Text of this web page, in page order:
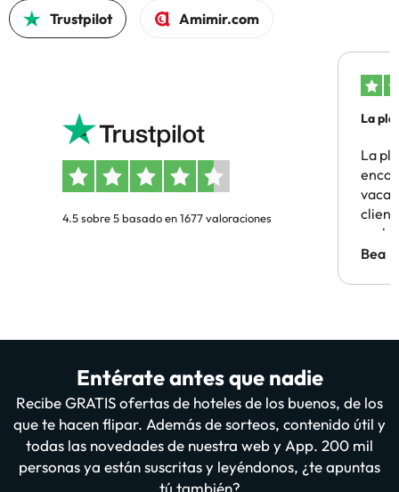
Trustpilot Amimir.com
4.5 sobre 5 basado en 1677 valoraciones
La
La
Bea
Entérate antes que nadie
Recibe GRATIS ofertas de hoteles de los buenos, de los
que te hacen flipar. Además de sorteos, contenido útil y
todas las novedades de nuestra web y App. 200 mil
personas ya están suscritas y leyéndonos, ¿te apuntas
tú también?